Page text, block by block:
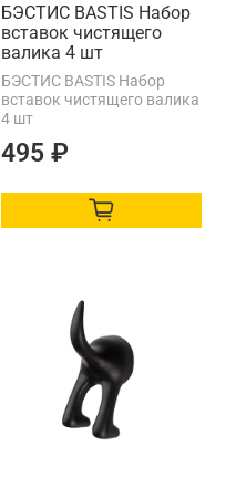
БЭСТИС BASTIS Набор
вставок чистящего
валика 4 шт
БЭСТИС BASTIS Набор
вставок чистящего валика
4 шт
495 ₽